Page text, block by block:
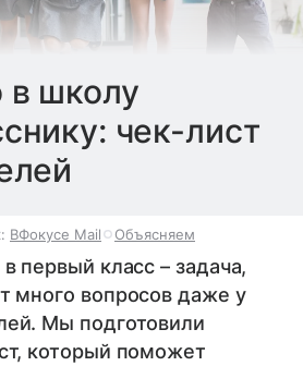
в школу
чек-лист
ВФокусе Mail Объясняем
первый класс – задача,
много вопросов даже у
Мы подготовили
который поможет